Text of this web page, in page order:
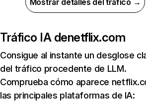
Mostrar detalles del tráfico →
Tráfico IA denetflix.com
Consigue al instante un desglose
del tráfico procedente de LLM.
Comprueba cómo aparece
las principales plataformas de IA: